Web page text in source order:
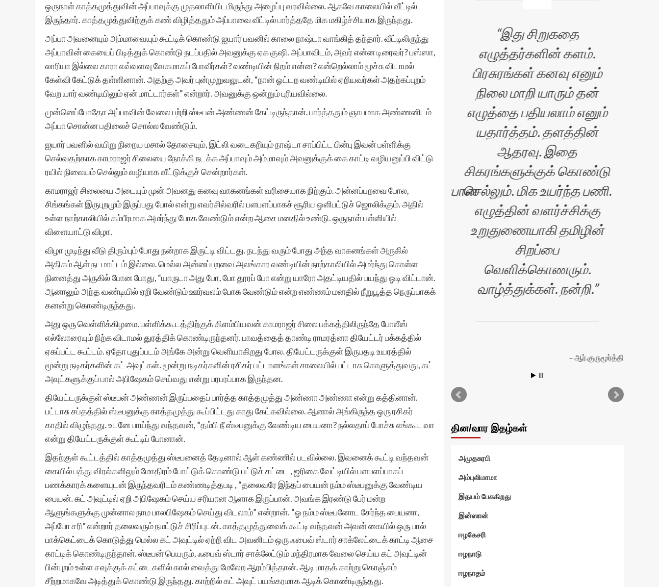
ஒருநாள் காத்தமுத்துவின் அப்பாவுக்கு முதலாளியிடமிருந்து அழைப்பு வரவில்லை. ஆகவே காலையில் வீட்டில்
இருந்தார். காத்தமுத்துவிற்குக் கண் விழித்ததும் அப்பாவை வீட்டில் பார்த்ததே மிக மகிழ்ச்சியாக இருந்தது.
அப்பா அவனையும் அம்மாவையும் கூட்டிக் கொண்டு ஐயார் பவனில் காலை நாஷ்டா வாங்கித் தந்தார்‌. வீட்டிலிருந்து
அப்பாவின் கையைப் பிடித்துக் கொண்டு நடப்பதில் அவனுக்கு ஏக குஷி. அப்பாவிடம், அவர் என்ன டிரைவர்? பஸ்ஸா,
லாரியா இல்லை காரா எவ்வளவு வேகமாகப் போவீர்கள்? வண்டியின் நிறம் என்ன? என்றெல்லாம் மூச்சு விடாமல்
கேள்வி கேட்டுக் தள்ளினான். அதற்கு அவர் புன்முறுவலுடன், “நான் ஓட்டற வண்டியில் ஏறியவர்கள் அதற்கப்புறம்
வேற யார் வண்டியிலும் ஏன் மாட்டார்கள்” என்றார். அவனுக்கு ஒன்றும் புரியவில்லை.
முன்னெப்போதோ அப்பாவின் வேலை பற்றி ஸ்டீபன் அண்ணன் கேட்டிருந்தான். பார்த்ததும் ஞாபமாக அண்ணனிடம்
அப்பா சொன்ன பதிலைச் சொல்ல வேண்டும்.
ஐயார் பவனில் வயிறு நிறைய மசால் தோசையும், இட்லி வடைகறியும் நாஷ்டா சாப்பிட்ட பின்பு இவன் பள்ளிக்கு
செல்வதற்காக காமராஜர் சிலையை நோக்கி நடக்க அப்பாவும் அம்மாவும் அவனுக்குக் கை காட்டி வழியனுப்பி விட்டு
ரயில் நிலையம் செல்லும் வழியாக வீட்டுக்குச் சென்றார்கள்.
காமராஜர் சிலையை அடையும் முன் அவனது கனவு வாகனங்கள் வரிசையாக நிற்கும். அன்னப்பறவை போல,
சிங்கங்கள் இருபுறமும் இருப்பது போல் என்று எவர்சில்வரில் பளபளப்பாகச் சூரிய ஒளிபட்டுச் ஜொலிக்கும். அதில்
உள்ள நாற்காலியில் கம்பீரமாக அமர்ந்து போக வேண்டும் என்ற ஆசை மனதில் உண்டு. ஒருநாள் பள்ளியில்
விளையாட்டு விழா.
விழா முடிந்து வீடு திரும்பும் போது நன்றாக இருட்டி விட்டது. நடந்து வரும் போது அந்த வாகனங்கள் அருகில்
அதிகம் ஆள் நடமாட்டம் இல்லை. மெல்ல அன்னப்பறவை அலங்கார வண்டியின் நாற்காலியில் அமர்ந்து கொள்ள
நினைத்து அருகில் போன போது, “யாருடா அது போ, போ தூரப் போ என்று யாரோ அதட்டியதில் பயந்து ஓடி விட்டான்.
ஆனாலும் அந்த வண்டியில் ஏறி வேண்டும் ஊர்வலம் போக வேண்டும் என்ற எண்ணம் மனதில் நீறுபூத்த நெருப்பாகக்
கனன்று கொண்டிருந்தது.
அது ஒரு வெள்ளிக்கிழமை. பள்ளிக்கூடத்திற்குக் கிளம்பியவன் காமராஜர் சிலை பக்கத்திலிருந்தே போலீஸ்
எல்லோரையும் நிற்க விடாமல் துரத்திக் கொண்டிருந்தனர். பாவத்தைத் தாண்டி ராமரத்னா தியேட்டர் பக்கத்தில்
ஏகப்பட்ட கூட்டம். ஏதோ புதுப்படம் அங்கே அன்று வெளியாகிறது போல. தியேட்டருக்குள் இருபதடி உயரத்தில்
மூன்று நடிகர்களின் கட் அவுட்கள். மூன்று நடிகர்களின் ரசிகர் பட்டாளங்கள் சாலையில் பட்டாசு கொளுத்துவது, கட்
அவுட்களுக்குப் பால் அபிஷேகம் செய்வது என்று பரபரப்பாக இருந்தன.
தியேட்டருக்குள் ஸ்டீபன் அண்ணன் இருப்பதைப் பார்த்த காத்தமுத்து அண்ணா அண்ணா என்று கத்தினான்.
பட்டாசு சப்தத்தில் ஸ்டீபனுக்கு காத்தமுத்து கூப்பிட்டது காது கேட்கவில்லை.‌ ஆனால் அங்கிருந்த ஒரு ரசிகர்
காதில் விழுந்தது. உடனே பாய்ந்து வந்தவன், “தம்பி நீ ஸ்டீபனுக்கு வேண்டிய பையனா? நல்லதாப் போச்சு எங்கூட வா
என்று தியேட்டருக்குள் கூட்டிப் போனான்.
இதற்குள் கூட்டத்தில் காத்தமுத்து ஸ்டீபனைத் தேடினால் ஆள் கண்ணில் படவில்லை. இவனைக் கூட்டி வந்தவன்
கையில் பத்து விரல்களிலும் மோதிரம் போட்டுக் கொண்டு பட்டுச் சட்டை , ஜரிகை வேட்டியில் பளபளப்பாகப்
பணக்காரக் களையுடன் இருந்தவரிடம் கண்ணடித்தபடி , “தலைவரே இந்தப் பையன் நம்ம ஸ்டீபனுக்கு வேண்டிய
பையன். கட் அவுட்டில் ஏறி அபிஷேகம் செய்ய சரியான ஆளாக இருப்பான். அவங்க இரண்டு பேர் மன்ற
ஆளுங்களுக்கு முன்னால நாம பாலபிஷேகம் செய்து விடலாம்” என்றான். “ஓ நம்ம ஸ்டீபனோட சேர்ந்த பையனா,
அப்போ சரி” என்றார் தலைவரும் நமட்டுச் சிரிப்புடன். காத்தமுத்துவைக் கூட்டி வந்தவன் அவன் கையில் ஒரு பால்
பாக்கெட்டைக் கொடுத்து மெல்ல கட் அவுட்டில் ஏற்றி விட அவனிடம் ஒரு ஃபைவ் ஸ்டார் சாக்லேட்டைக் காட்டி ஆசை
காட்டிக் கொண்டிருந்தான். ஸ்டீபன் பெயரும், ஃபைவ் ஸ்டார் சாக்லேட்டும் மந்திரமாக வேலை செய்ய கட் அவுட்டின்
பின்புறம் உள்ள சவுக்குக் கட்டைகளில் கால் வைத்து மேலேற ஆரம்பித்தான். ஆடி மாதக் காற்று கொஞ்சம்
சீற்றமாகவே அடித்துக் கொண்டு இருந்தது. காற்றில் கட் அவுட் பயங்கரமாக ஆடிக் கொண்டிருந்தது.
இந்த இணையதளம்-
வாசகர்களுக்கு,
சிறுகதைகளின்
கதாசிரியர்களுக்கு,
எளிதான, தரமான,
காணும்படியான,மதிப்பிடும்படியான
முறையில் அமைந்துள்ள
மேன்மேலும் புகழுற
வாழ்த்துக்கள்.
சங்கர் கோட்டாறு
இது சிறுகதை
எழுத்தர்களின் களம்.
பிரசுரங்கள் கனவு எனும்
நிலை மாறி யாரும் தன்
எழுத்தை பதியலாம் எனும்
யதார்த்தம். தளத்தின்
ஆதரவு. இதை
சிகரங்களுக்குக் கொண்டு
செல்லும். மிக உயர்ந்த பணி.
எழுத்தின் வளர்ச்சிக்கு
உறுதுணையாகி தமிழின்
சிறப்பை
வெளிக்கொணரும்.
வாழ்த்துக்கள். நன்றி.
ஆர்.குருமூர்த்தி
தின/வார இதழ்கள்
அமுதசுரபி
அம்புலிமாமா
இதயம் பேசுகிறது
இன்ஸான்
ஈழகேசரி
ஈழநாடு
ஈழநாதம்